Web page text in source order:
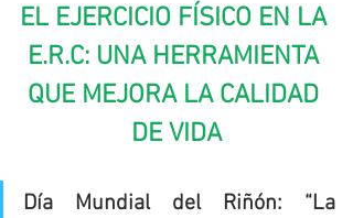
EL EJERCICIO FÍSICO EN LA
E.R.C: UNA HERRAMIENTA
QUE MEJORA LA CALIDAD
DE VIDA
Día Mundial del Riñón: “La